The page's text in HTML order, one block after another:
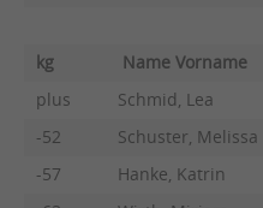
kg Name Vorname
plus
Schmid, Lea
-52
Schuster, Melissa
-57
Hanke, Katrin